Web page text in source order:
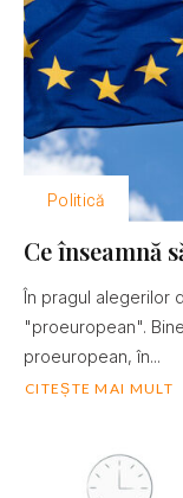
Politică
Ce înseamnă
În pragul alegerilor
"proeuropean".
proeuropean, în...
CITEȘTE MAI MULT